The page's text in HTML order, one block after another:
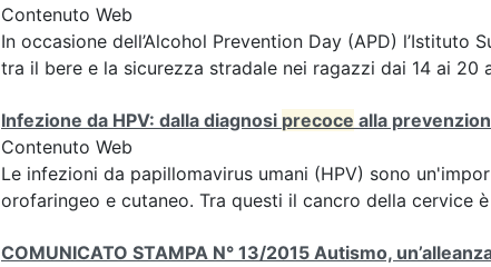
Contenuto Web
In occasione dell’Alcohol Prevention Day (APD)
tra il bere e la sicurezza stradale nei ragazzi dai 14 ai 20
Infezione da HPV: dalla diagnosi precoce alla
Contenuto Web
Le infezioni da papillomavirus umani (HPV) sono
orofaringeo e cutaneo. Tra questi il cancro della cervice
COMUNICATO STAMPA N° 13/2015 Autismo,